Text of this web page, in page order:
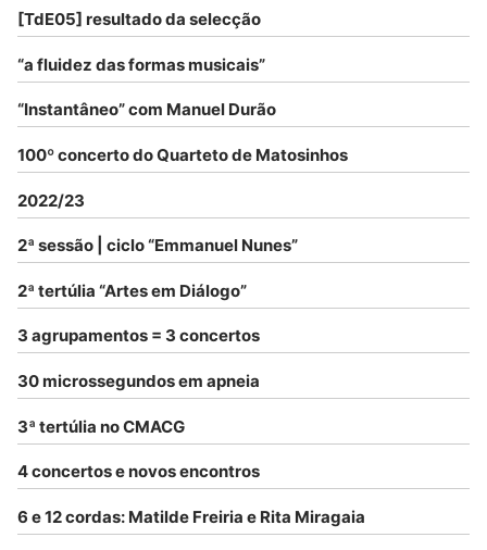
[TdE05] resultado da selecção
“a fluidez das formas musicais”
“Instantâneo” com Manuel Durão
100º concerto do Quarteto de Matosinhos
2022/23
2ª sessão | ciclo “Emmanuel Nunes”
2ª tertúlia “Artes em Diálogo”
3 agrupamentos = 3 concertos
30 microssegundos em apneia
3ª tertúlia no CMACG
4 concertos e novos encontros
6 e 12 cordas: Matilde Freiria e Rita Miragaia